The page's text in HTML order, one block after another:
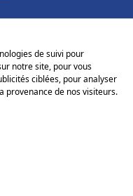
sociaux
de suivi pour
notre site, pour vous
ciblées, pour analyser
provenance de nos visiteurs.